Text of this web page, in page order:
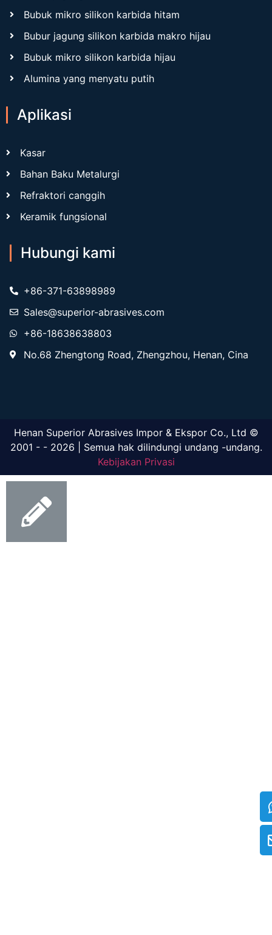
Bubuk mikro silikon karbida hitam
Bubur jagung silikon karbida makro hijau
Bubuk mikro silikon karbida hijau
Alumina yang menyatu putih
Aplikasi
Kasar
Bahan Baku Metalurgi
Refraktori canggih
Keramik fungsional
Hubungi kami
+86-371-63898989
Sales@superior-abrasives.com
+86-18638638803
No.68 Zhengtong Road, Zhengzhou, Henan, Cina
Henan Superior Abrasives Impor & Ekspor Co., Ltd ©
2001 - - 2026 | Semua hak dilindungi undang -undang.
Kebijakan Privasi